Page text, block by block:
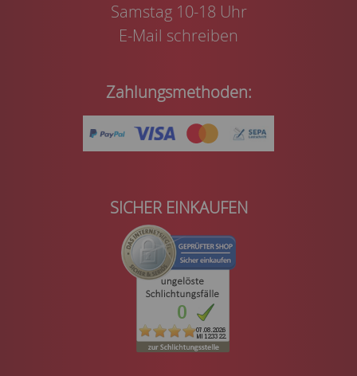
Samstag 10-18 Uhr
E-Mail schreiben
Zahlungsmethoden:
SICHER EINKAUFEN